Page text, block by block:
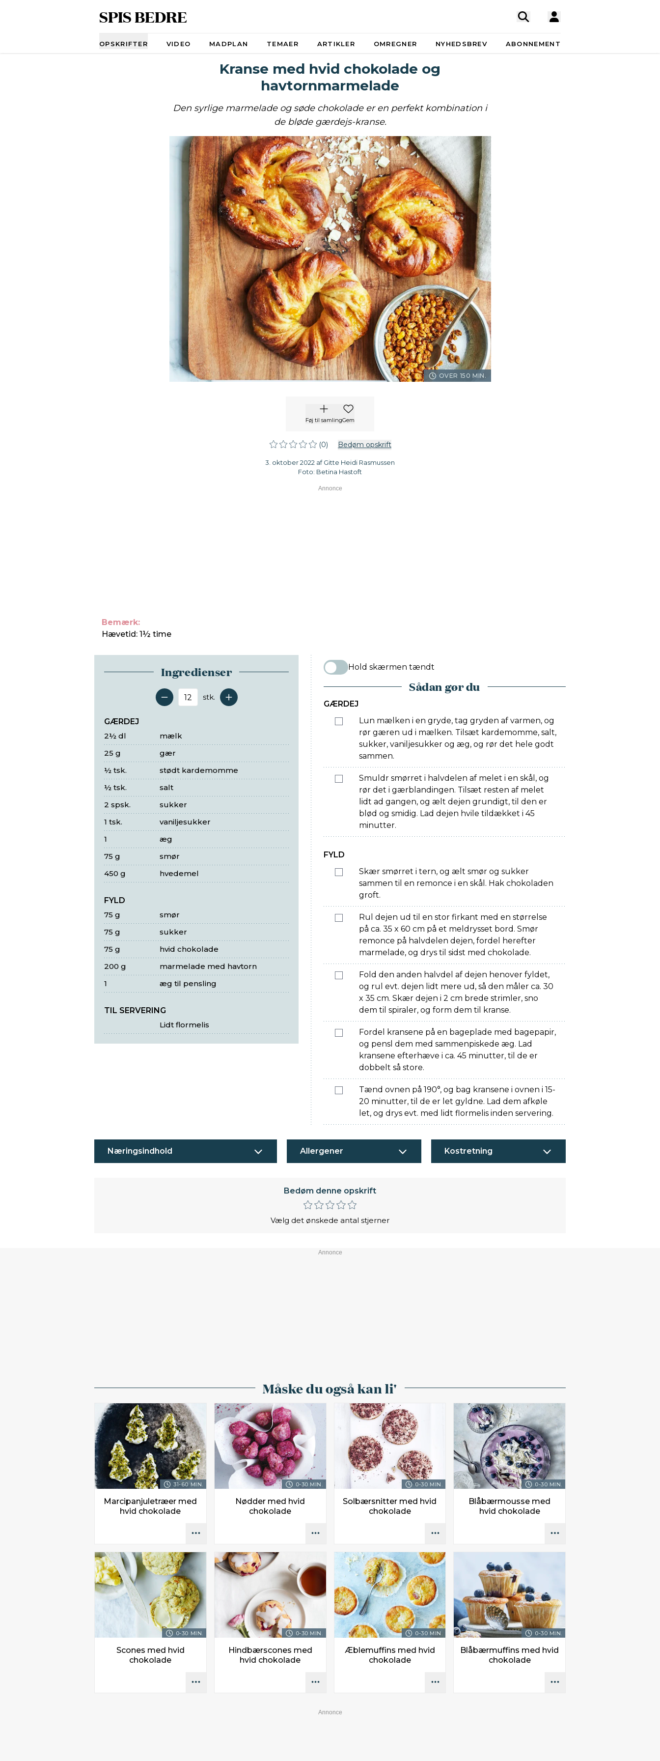
SPIS BEDRE
OPSKRIFTER VIDEO MADPLAN TEMAER ARTIKLER OMREGNER NYHEDSBREV ABONNEMENT
Kranse med hvid chokolade og
havtornmarmelade
Den syrlige marmelade og søde chokolade er en perfekt kombination i
de bløde gærdejs-kranse.
OVER 150 MIN.
Føj til samlingGem
(0) Bedøm opskrift
3. oktober 2022 af Gitte Heidi Rasmussen
Foto: Betina Hastoft
Bemærk:
Hævetid: 1½ time
Ingredienser
Antal serveringer
stk.
GÆRDEJ
mælk
2½ dl
gær
25 g
stødt kardemomme
½ tsk.
salt
½ tsk.
sukker
2 spsk.
vaniljesukker
1 tsk.
æg
1
smør
75 g
hvedemel
450 g
FYLD
smør
75 g
sukker
75 g
hvid chokolade
75 g
marmelade med havtorn
200 g
æg til pensling
1
TIL SERVERING
Lidt flormelis
Hold skærmen tændt
Sådan gør du
GÆRDEJ
Lun mælken i en gryde, tag gryden af varmen, og
rør gæren ud i mælken. Tilsæt kardemomme, salt,
sukker, vaniljesukker og æg, og rør det hele godt
sammen.
Smuldr smørret i halvdelen af melet i en skål, og
rør det i gærblandingen. Tilsæt resten af melet
lidt ad gangen, og ælt dejen grundigt, til den er
blød og smidig. Lad dejen hvile tildækket i 45
minutter.
FYLD
Skær smørret i tern, og ælt smør og sukker
sammen til en remonce i en skål. Hak chokoladen
groft.
Rul dejen ud til en stor firkant med en størrelse
på ca. 35 x 60 cm på et meldrysset bord. Smør
remonce på halvdelen dejen, fordel herefter
marmelade, og drys til sidst med chokolade.
Fold den anden halvdel af dejen henover fyldet,
og rul evt. dejen lidt mere ud, så den måler ca. 30
x 35 cm. Skær dejen i 2 cm brede strimler, sno
dem til spiraler, og form dem til kranse.
Fordel kransene på en bageplade med bagepapir,
og pensl dem med sammenpiskede æg. Lad
kransene efterhæve i ca. 45 minutter, til de er
dobbelt så store.
Tænd ovnen på 190°, og bag kransene i ovnen i 15-
20 minutter, til de er let gyldne. Lad dem afkøle
let, og drys evt. med lidt flormelis inden servering.
Næringsindhold Allergener Kostretning
Bedøm denne opskrift
Vælg det ønskede antal stjerner
Måske du også kan li'
31-60 MIN.
Marcipanjuletræer med
hvid chokolade
0-30 MIN.
Nødder med hvid
chokolade
0-30 MIN.
Solbærsnitter med hvid
chokolade
0-30 MIN.
Blåbærmousse med
hvid chokolade
0-30 MIN.
Scones med hvid
chokolade
0-30 MIN.
Hindbærscones med
hvid chokolade
0-30 MIN.
Æblemuffins med hvid
chokolade
0-30 MIN.
Blåbærmuffins med hvid
chokolade